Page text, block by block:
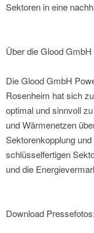
Sektoren in eine
Über die Glood
Die Glood GmbH
Rosenheim hat sich
optimal und sinnvoll
und Wärmenetzen
Sektorenkopplung
schlüsselfertigen
und die
Download Pressefotos: